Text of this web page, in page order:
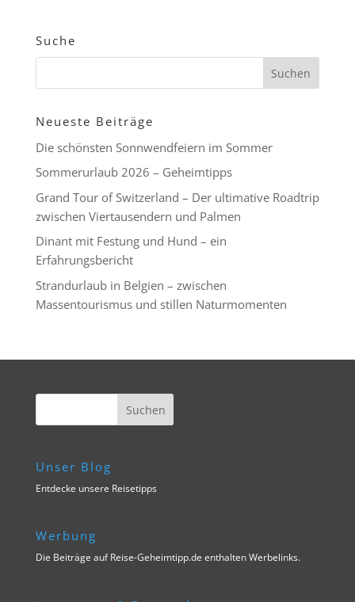
Suche
Neueste Beiträge
Die schönsten Sonnwendfeiern im Sommer
Sommerurlaub 2026 – Geheimtipps
Grand Tour of Switzerland – Der ultimative Roadtrip
zwischen Viertausendern und Palmen
Dinant mit Festung und Hund – ein
Erfahrungsbericht
Strandurlaub in Belgien – zwischen
Massentourismus und stillen Naturmomenten
Unser Blog
Entdecke unsere Reisetipps
Werbung
Die Beiträge auf Reise-Geheimtipp.de enthalten Werbelinks.